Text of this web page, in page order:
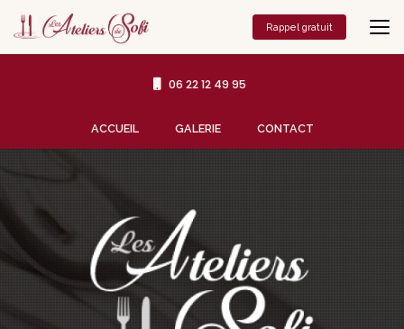
contenu
principal
06 22 12 49 95
ACCUEIL GALERIE CONTACT
Rappel gratuit